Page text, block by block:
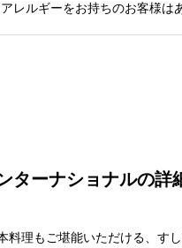
レルギーをお持ちのお客様は
ターナショナルの詳
理もご堪能いただける、す